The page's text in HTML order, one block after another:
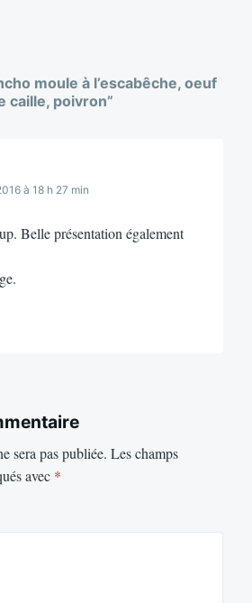
moule à l’escabêche, oeuf
caille, poivron”
à 18 h 27 min
Belle présentation également
sera pas publiée. Les champs
avec *